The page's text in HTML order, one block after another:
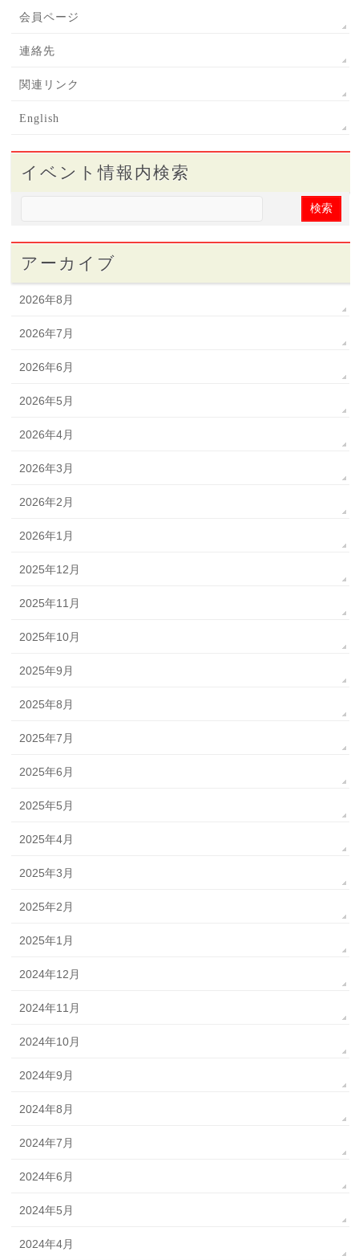
会員ページ
連絡先
関連リンク
English
イベント情報内検索
アーカイブ
2026年8月
2026年7月
2026年6月
2026年5月
2026年4月
2026年3月
2026年2月
2026年1月
2025年12月
2025年11月
2025年10月
2025年9月
2025年8月
2025年7月
2025年6月
2025年5月
2025年4月
2025年3月
2025年2月
2025年1月
2024年12月
2024年11月
2024年10月
2024年9月
2024年8月
2024年7月
2024年6月
2024年5月
2024年4月